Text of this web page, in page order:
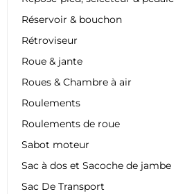
Réservoir & bouchon
Rétroviseur
Roue & jante
Roues & Chambre à air
Roulements
Roulements de roue
Sabot moteur
Sac à dos et Sacoche de jambe
Sac De Transport